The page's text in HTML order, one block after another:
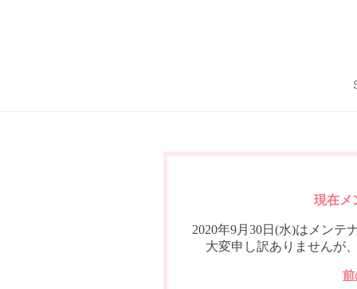
現在メ
2020年9月30日(水)はメンテ
大変申し訳ありませんが
前